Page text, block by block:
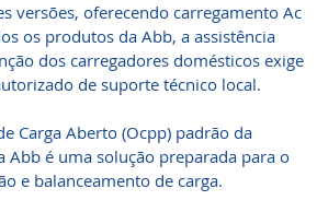
versões, oferecendo carregamento Ac
os produtos da Abb, a assistência
dos carregadores domésticos exige
de suporte técnico local.
Carga Aberto (Ocpp) padrão da
é uma solução preparada para o
e balanceamento de carga.